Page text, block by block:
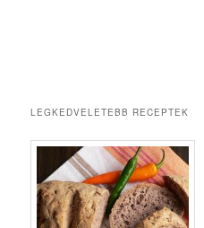
LEGKEDVELETEBB RECEPTEK